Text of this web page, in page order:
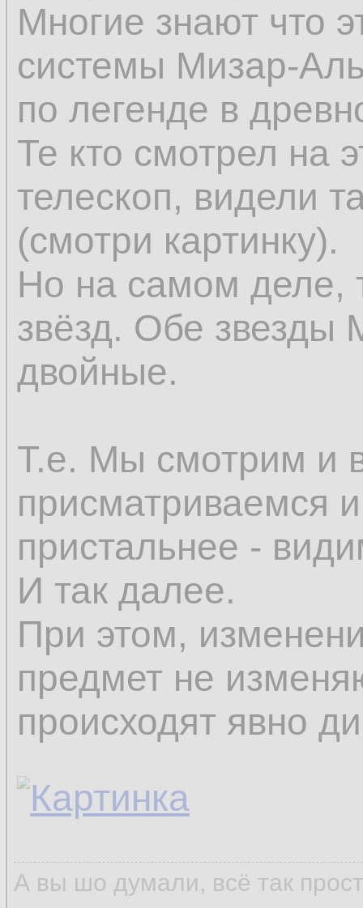
Многие знают что
системы Мизар-
по легенде в
Те кто смотрел на
телескоп, видели
(смотри картинку).
Но на самом деле,
звёзд. Обе
двойные.
Т.е. Мы смотрим и
присматриваемся
пристальнее -
И так далее.
При этом,
предмет не
происходят явно
А вы шо думали, всё так